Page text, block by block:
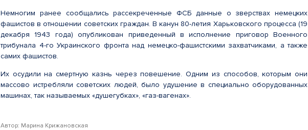
Немногим ранее сообщались рассекреченные ФСБ данные о зверствах немецких
фашистов в отношении советских граждан. В канун 80-летия Харьковского процесса (19
декабря 1943 года) опубликован приведенный в исполнение приговор Военного
трибунала 4-го Украинского фронта над немецко-фашистскими захватчиками, а также
самих фашистов.
Их осудили на смертную казнь через повешение. Одним из способов, которым они
массово истребляли советских людей, было удушение в специально оборудованных
машинах, так называемых «душегубках», «газ-вагенах».
Автор: Марина Крижановская